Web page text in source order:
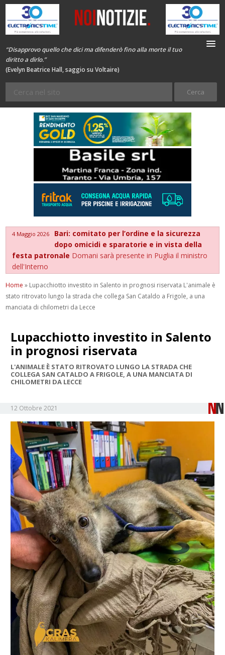
“Disapprovo quello che dici ma difenderò fino alla morte il tuo
diritto a dirlo.”
(Evelyn Beatrice Hall, saggio su Voltaire)
4 Maggio 2026
Bari: comitato per l’ordine e la sicurezza
dopo omicidi e sparatorie e in vista della
festa patronale Domani sarà presente in Puglia il ministro
dell'Interno
Home » Lupacchiotto investito in Salento in prognosi riservata L'animale è
stato ritrovato lungo la strada che collega San Cataldo a Frigole, a una
manciata di chilometri da Lecce
Lupacchiotto investito in Salento
in prognosi riservata
L'ANIMALE È STATO RITROVATO LUNGO LA STRADA CHE
COLLEGA SAN CATALDO A FRIGOLE, A UNA MANCIATA DI
CHILOMETRI DA LECCE
12 Ottobre 2021